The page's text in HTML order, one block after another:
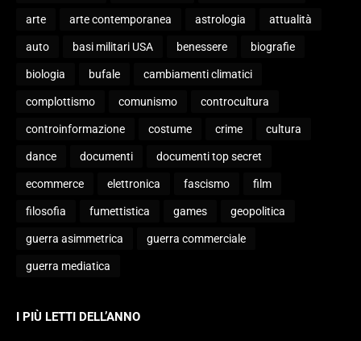
arte arte contemporanea astrologia attualità
auto basi militari USA benessere biografie
biologia bufale cambiamenti climatici
complottismo comunismo controcultura
controinformazione costume crime cultura
dance documenti documenti top secret
ecommerce elettronica fascismo film
filosofia fumettistica games geopolitica
guerra asimmetrica guerra commerciale
guerra mediatica
I PIÙ LETTI DELL’ANNO